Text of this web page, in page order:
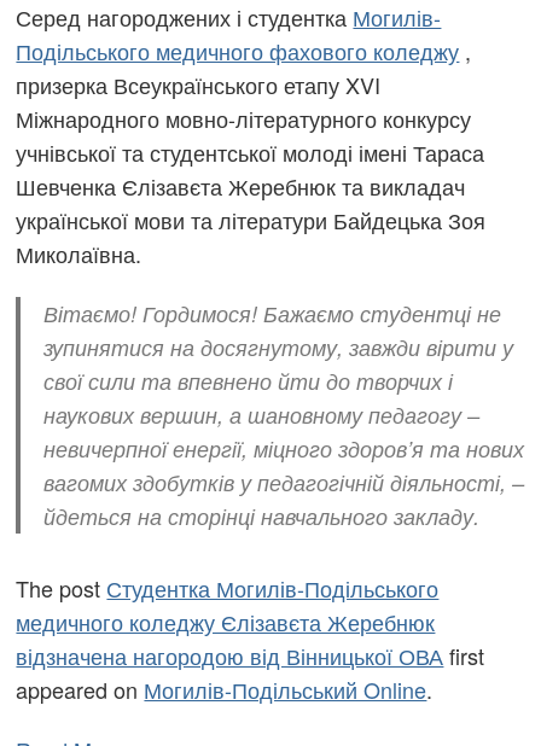
Серед нагороджених і студентка Могилів-
Подільського медичного фахового коледжу ,
призерка Всеукраїнського етапу XVI
Міжнародного мовно-літературного конкурсу
учнівської та студентської молоді імені Тараса
Шевченка Єлізавєта Жеребнюк та викладач
української мови та літератури Байдецька Зоя
Миколаївна.
Вітаємо! Гордимося! Бажаємо студентці не
зупинятися на досягнутому, завжди вірити у
свої сили та впевнено йти до творчих і
наукових вершин, а шановному педагогу –
невичерпної енергії, міцного здоров’я та нових
вагомих здобутків у педагогічній діяльності, –
йдеться на сторінці навчального закладу.
The post Студентка Могилів-Подільського
медичного коледжу Єлізавєта Жеребнюк
відзначена нагородою від Вінницької ОВАfirst
appeared on Могилів-Подільський Online.